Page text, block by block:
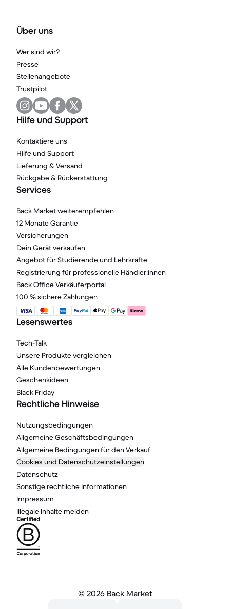
Über uns
Wer sind wir?
Presse
Stellenangebote
Trustpilot
Hilfe und Support
Kontaktiere uns
Hilfe und Support
Lieferung & Versand
Rückgabe & Rückerstattung
Services
Back Market weiterempfehlen
12 Monate Garantie
Versicherungen
Dein Gerät verkaufen
Angebot für Studierende und Lehrkräfte
Registrierung für professionelle Händler:innen
Back Office Verkäuferportal
100 % sichere Zahlungen
Lesenswertes
Tech-Talk
Unsere Produkte vergleichen
Alle Kundenbewertungen
Geschenkideen
Black Friday
Rechtliche Hinweise
Nutzungsbedingungen
Allgemeine Geschäftsbedingungen
Allgemeine Bedingungen für den Verkauf
Cookies und Datenschutzeinstellungen
Datenschutz
Sonstige rechtliche Informationen
Impressum
Illegale Inhalte melden
© 2026 Back Market